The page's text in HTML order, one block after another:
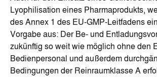
Lyophilisation eines Pharmaprodukts,
des Annex 1 des EU-GMP-Leitfadens
Vorgabe aus: Der Be- und
zukünftig so weit wie möglich ohne den
Bedienpersonal und außerdem
Bedingungen der Reinraumklasse A